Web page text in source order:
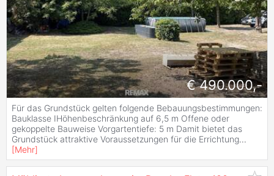
€ 490.000,-
Für das Grundstück gelten folgende Bebauungsbestimmungen:
Bauklasse IHöhenbeschränkung auf 6,5 m Offene oder
gekoppelte Bauweise Vorgartentiefe: 5 m Damit bietet das
Grundstück attraktive Voraussetzungen für die Errichtung...
[Mehr]